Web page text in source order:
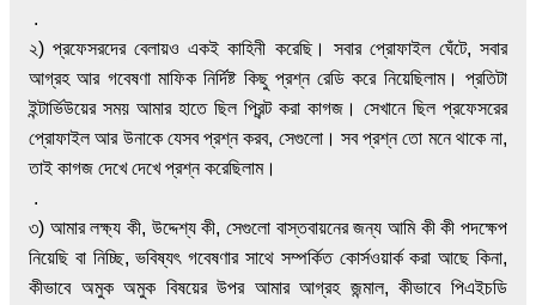
.
২) প্রফেসরদের বেলায়ও একই কাহিনী করেছি। সবার প্রোফাইল ঘেঁটে, সবার
আগ্রহ আর গবেষণা মাফিক নির্দিষ্ট কিছু প্রশ্ন রেডি করে নিয়েছিলাম। প্রতিটা
ইন্টার্ভিউয়ের সময় আমার হাতে ছিল প্রিন্ট করা কাগজ। সেখানে ছিল প্রফেসরের
প্রোফাইল আর উনাকে যেসব প্রশ্ন করব, সেগুলো। সব প্রশ্ন তো মনে থাকে না,
তাই কাগজ দেখে দেখে প্রশ্ন করেছিলাম।
.
৩) আমার লক্ষ্য কী, উদ্দেশ্য কী, সেগুলো বাস্তবায়নের জন্য আমি কী কী পদক্ষেপ
নিয়েছি বা নিচ্ছি, ভবিষ্যৎ গবেষণার সাথে সম্পর্কিত কোর্সওয়ার্ক করা আছে কিনা,
কীভাবে অমুক অমুক বিষয়ের উপর আমার আগ্রহ জন্মাল, কীভাবে পিএইচডি